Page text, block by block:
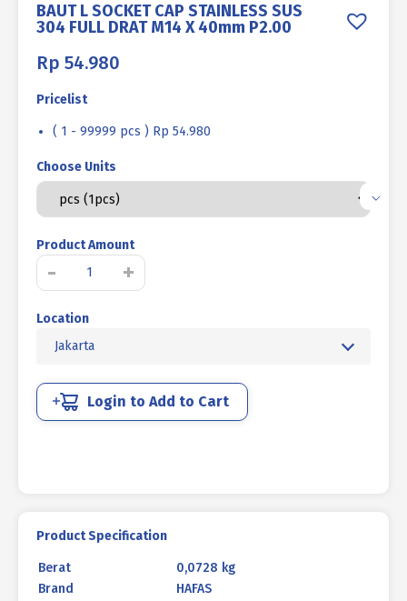
BAUT L SOCKET CAP STAINLESS SUS
304 FULL DRAT M14 X 40mm P2.00
Rp 54.980
Pricelist
( 1 - 99999 pcs ) Rp 54.980
Choose Units
Product Amount
-
Kuantitas
SOCKET
CAP
304
FULL
+
Location
Jakarta
Login to Add to Cart
Product Specification
Berat
0,0728 kg
Brand
HAFAS